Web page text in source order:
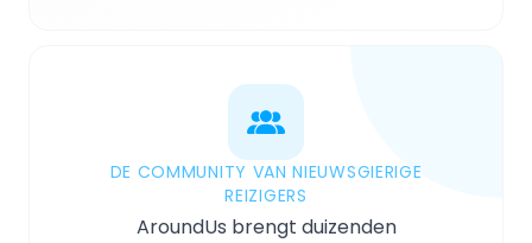
DE COMMUNITY VAN NIEUWSGIERIGE
REIZIGERS
AroundUs brengt duizenden